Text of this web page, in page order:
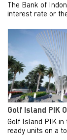
The Bank of
interest rate or
Golf Island PIK
Golf Island PIK in
ready units on a